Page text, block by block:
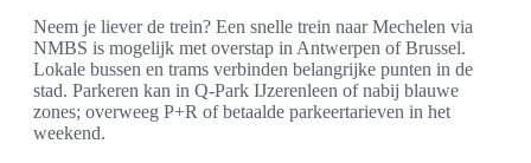
Neem je liever de trein? Een snelle trein naar Mechelen via
NMBS is mogelijk met overstap in Antwerpen of Brussel.
Lokale bussen en trams verbinden belangrijke punten in de
stad. Parkeren kan in Q-Park IJzerenleen of nabij blauwe
zones; overweeg P+R of betaalde parkeertarieven in het
weekend.